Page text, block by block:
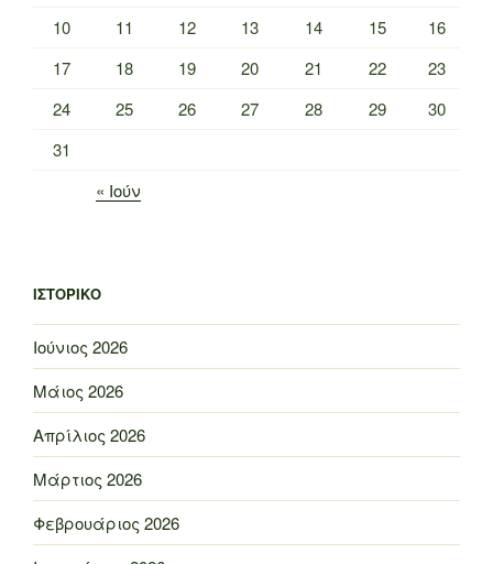
10
11 12 13 14 15
16
17
18 19 20 21 22
23
24
25 26 27 28 29
30
31
« Ιούν
ΙΣΤΟΡΙΚΌ
Ιούνιος 2026
Μάιος 2026
Απρίλιος 2026
Μάρτιος 2026
Φεβρουάριος 2026